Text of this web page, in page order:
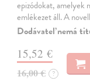
epizódokat, amelyek
emlékezet áll. A
Dodávateľ nemá
15,52 €
16,00 € ?